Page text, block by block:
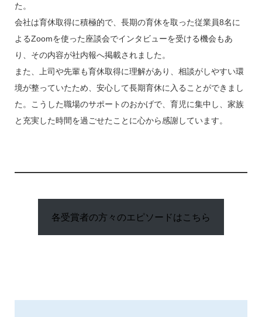
た。
会社は育休取得に積極的で、長期の育休を取った従業員8名に
よるZoomを使った座談会でインタビューを受ける機会もあ
り、その内容が社内報へ掲載されました。
また、上司や先輩も育休取得に理解があり、相談がしやすい環
境が整っていたため、安心して長期育休に入ることができまし
た。こうした職場のサポートのおかげで、育児に集中し、家族
と充実した時間を過ごせたことに心から感謝しています。
各受賞者の方々のエピソードはこちら